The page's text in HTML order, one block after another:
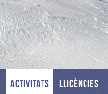
ACTIVITATS LLICÈNCIES